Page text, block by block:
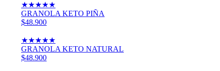
★★★★★
GRANOLA KETO PIÑA
$48.900
★★★★★
GRANOLA KETO NATURAL
$48.900